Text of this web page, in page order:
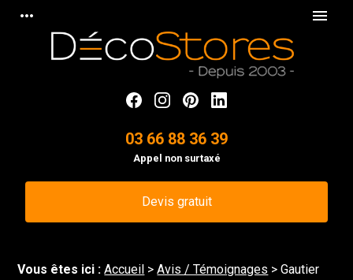
more_horiz menu
03 66 88 36 39
Appel non surtaxé
Devis gratuit
Vous êtes ici :Accueil >Avis / Témoignages >Gautier